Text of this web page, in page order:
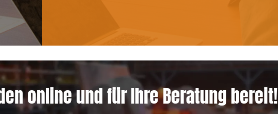
online und für Ihre Beratung bereit!